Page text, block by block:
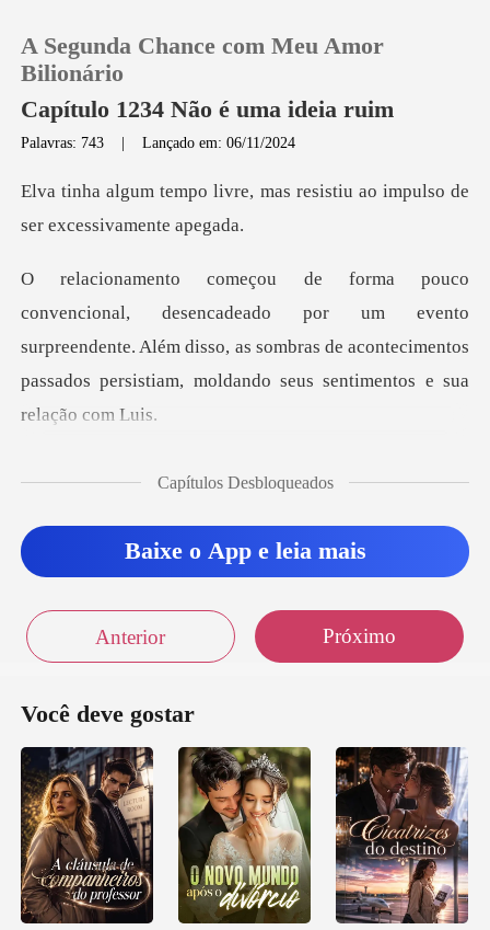
Loja
Histórico
Sair
Baixar App
A Segunda Chance com Meu Amor
Bilionário
Capítulo 1234 Não é uma ideia ruim
Palavras: 743 |Lançado em: 06/11/2024
, mas resistiu ao impulso de
r um evento
surpreendente. Além disso, as sombras de acontecimentos
p
Capítulos Desbloqueados
Baixe o App e leia mais
Anterior Próximo
Você deve gostar